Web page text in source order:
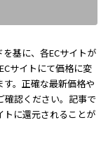
基に、各ECサイトが
サイトにて価格に変
。正確な最新価格や
確認ください。記事で
トに還元されることが